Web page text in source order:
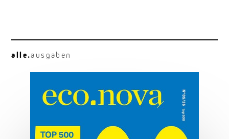
Die Macht der Marke
alle.ausgaben